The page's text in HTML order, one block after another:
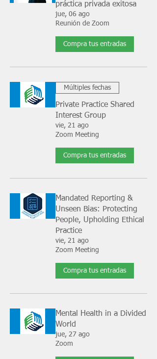
práctica privada exitosa
jue, 06 ago
Reunión de Zoom
Compra tus entradas
Múltiples fechas
Private Practice Shared
Interest Group
vie, 21 ago
Zoom Meeting
Compra tus entradas
Mandated Reporting &
Unseen Bias: Protecting
People, Upholding Ethical
Practice
vie, 21 ago
Zoom Meeting
Compra tus entradas
Mental Health in a Divided
World
jue, 27 ago
Zoom